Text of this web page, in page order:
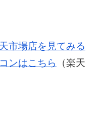
市場店を見てみる
ンはこちら
（楽天